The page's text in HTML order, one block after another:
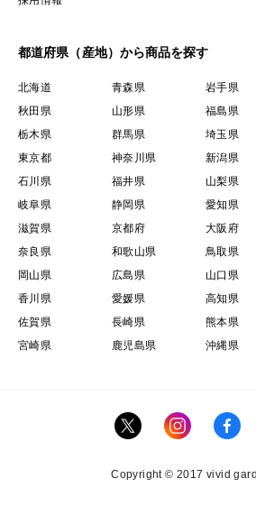
都道府県（産地）から商品を探す
北海道 青森県 岩手県
秋田県
山形県 福島県
栃木県
群馬県 埼玉県
東京都
神奈川県 新潟県
石川県
福井県 山梨県
岐阜県
静岡県 愛知県
滋賀県
京都府 大阪府
奈良県
和歌山県 鳥取県
岡山県
広島県 山口県
香川県
愛媛県 高知県
佐賀県
長崎県 熊本県
宮崎県
鹿児島県 沖縄県
Copyright © 2017 vivid